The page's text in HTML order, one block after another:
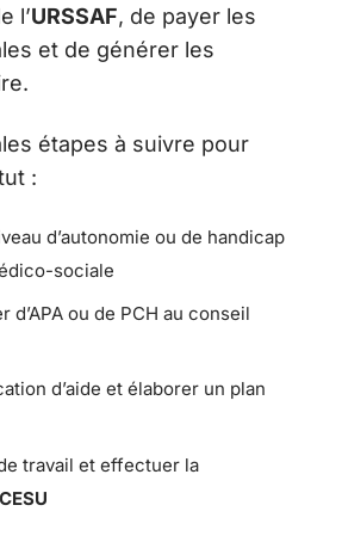
l’URSSAF, de payer les
et de générer les
étapes à suivre pour
:
d’autonomie ou de handicap
sociale
d’APA ou de PCH au conseil
d’aide et élaborer un plan
travail et effectuer la
CESU